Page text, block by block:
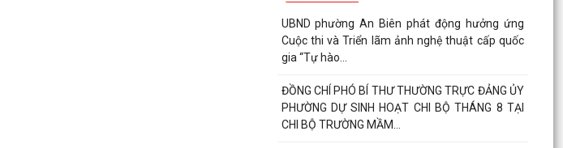
UBND phường An Biên phát động hưởng ứng
Cuộc thi và Triển lãm ảnh nghệ thuật cấp quốc
gia “Tự hào...
ĐỒNG CHÍ PHÓ BÍ THƯ THƯỜNG TRỰC ĐẢNG ỦY
PHƯỜNG DỰ SINH HOẠT CHI BỘ THÁNG 8 TẠI
CHI BỘ TRƯỜNG MẦM...